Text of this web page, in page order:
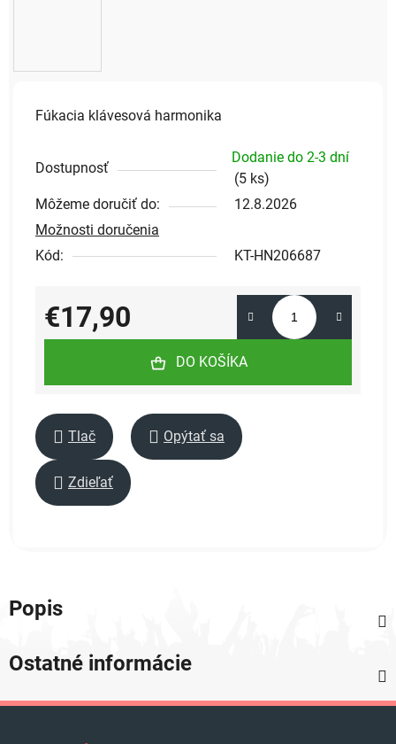
Fúkacia klávesová harmonika
Dostupnosť
Dodanie do 2-3 dní
(5 ks)
Môžeme doručiť do:
12.8.2026
Možnosti doručenia
Kód:
KT-HN206687
€17,90
Jednotková cena:
DO KOŠÍKA
Tlač Opýtať sa
Zdieľať
Popis
Ostatné informácie